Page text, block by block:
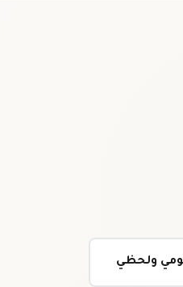
ولحظي